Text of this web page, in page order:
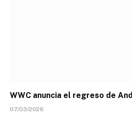
WWC anuncia el regreso de
07/03/2026